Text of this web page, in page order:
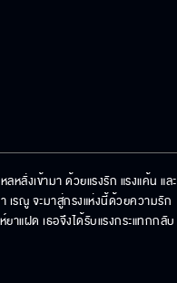
ลั่งเข้ามา ด้วยแรงรัก แรงแค้น และ
เรณู จะมาสู่กรงแห่งนี้ด้วยความรัก
าแฝด เธอจึงได้รับแรงกระแทกกลับ